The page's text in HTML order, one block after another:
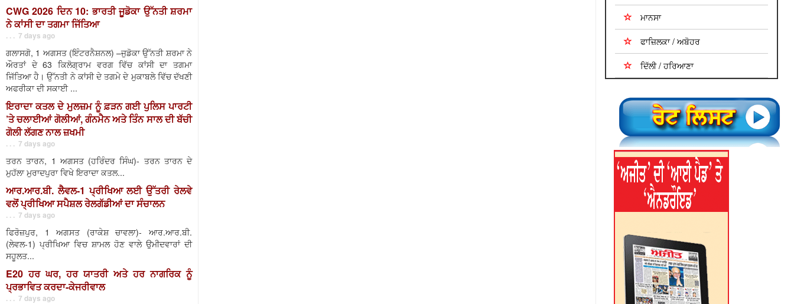
CWG 2026 ਦਿਨ 10: ਭਾਰਤੀ ਜੂਡੋਕਾ ਉੱਨਤੀ ਸ਼ਰਮਾ
ਨੇ ਕਾਂਸੀ ਦਾ ਤਗਮਾ ਜਿੱਤਿਆ
. . . 7 days ago
ਗਲਾਸਗੋ, 1 ਅਗਸਤ (ਇੰਟਰਨੈਸ਼ਨਲ) –ਜੁਡੋਕਾ ਉੱਨਤੀ ਸ਼ਰਮਾ ਨੇ
ਔਰਤਾਂ ਦੇ 63 ਕਿਲੋਗ੍ਰਾਮ ਵਰਗ ਵਿੱਚ ਕਾਂਸੀ ਦਾ ਤਗਮਾ
ਜਿੱਤਿਆ ਹੈ। ਉੱਨਤੀ ਨੇ ਕਾਂਸੀ ਦੇ ਤਗਮੇ ਦੇ ਮੁਕਾਬਲੇ ਵਿੱਚ ਦੱਖਣੀ
ਅਫਰੀਕਾ ਦੀ ਸਕਾਈ ...
ਇਰਾਦਾ ਕਤਲ ਦੇ ਮੁਲਜ਼ਮ ਨੂੰ ਫ਼ੜਨ ਗਈ ਪੁਲਿਸ ਪਾਰਟੀ
’ਤੇ ਚਲਾਈਆਂ ਗੋਲੀਆਂ, ਗੰਨਮੈਨ ਅਤੇ ਤਿੰਨ ਸਾਲ ਦੀ ਬੱਚੀ
ਗੋਲੀ ਲੱਗਣ ਨਾਲ ਜ਼ਖਮੀ
. . . 7 days ago
ਤਰਨ ਤਾਰਨ, 1 ਅਗਸਤ (ਹਰਿੰਦਰ ਸਿੰਘ)- ਤਰਨ ਤਾਰਨ ਦੇ
ਮੁਹੱਲਾ ਮੁਰਾਦਪੁਰਾ ਵਿਖੇ ਇਰਾਦਾ ਕਤਲ...
ਆਰ.ਆਰ.ਬੀ. ਲੈਵਲ-1 ਪ੍ਰੀਖਿਆ ਲਈ ਉੱਤਰੀ ਰੇਲਵੇ
ਵਲੋਂ ਪ੍ਰੀਖਿਆ ਸਪੈਸ਼ਲ ਰੇਲਗੱਡੀਆਂ ਦਾ ਸੰਚਾਲਨ
. . . 7 days ago
ਫਿਰੋਜ਼ਪੁਰ, 1 ਅਗਸਤ (ਰਾਕੇਸ਼ ਚਾਵਲਾ)- ਆਰ.ਆਰ.ਬੀ.
(ਲੇਵਲ-1) ਪ੍ਰੀਖਿਆ ਵਿਚ ਸ਼ਾਮਲ ਹੋਣ ਵਾਲੇ ਉਮੀਦਵਾਰਾਂ ਦੀ
ਸਹੂਲਤ...
E20 ਹਰ ਘਰ, ਹਰ ਯਾਤਰੀ ਅਤੇ ਹਰ ਨਾਗਰਿਕ ਨੂੰ
ਪ੍ਰਭਾਵਿਤ ਕਰਦਾ-ਕੇਜਰੀਵਾਲ
. . . 7 days ago
ਮਾਨਸਾ
ਫਾਜ਼ਿਲਕਾ / ਅਬੋਹਰ
ਦਿੱਲੀ / ਹਰਿਆਣਾ